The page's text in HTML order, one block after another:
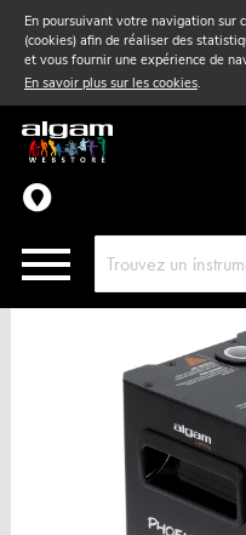
En poursuivant votre navigation sur
(cookies) afin de réaliser des
et vous fournir une expérience de
En savoir plus sur les cookies.
Vent& Violon
Accessoires
Pièces détachées